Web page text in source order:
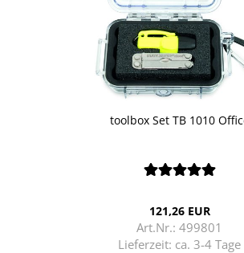
tool­box Set TB 1010
121,26 EUR
Art.Nr.: 499801
Lieferzeit: ca. 3-4 Tage